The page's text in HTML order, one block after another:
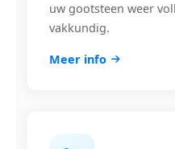
uw gootsteen weer
vakkundig.
Meer info